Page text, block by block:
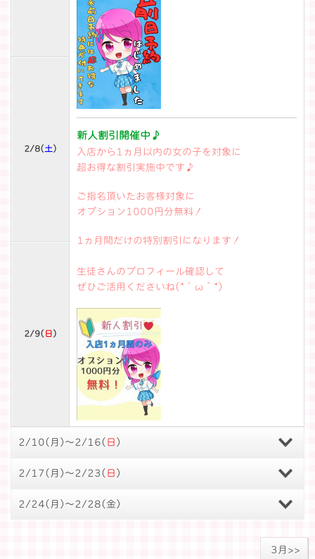
新人割引開催中♪
入店から1ヵ月以内の女の子を対象に
超お得な割引実施中です♪
ご指名頂いたお客様対象に
オプション1000円分無料！
1ヵ月間だけの特別割引になります！
生徒さんのプロフィール確認して
ぜひご活用くださいね(*´ω｀*)
2/8(土)
2/9( 日)
2/10( 月 )～2/16( 日 )
2/17( 月 )～2/23( 日 )
2/24( 月 )～2/28( 金)
3月>>